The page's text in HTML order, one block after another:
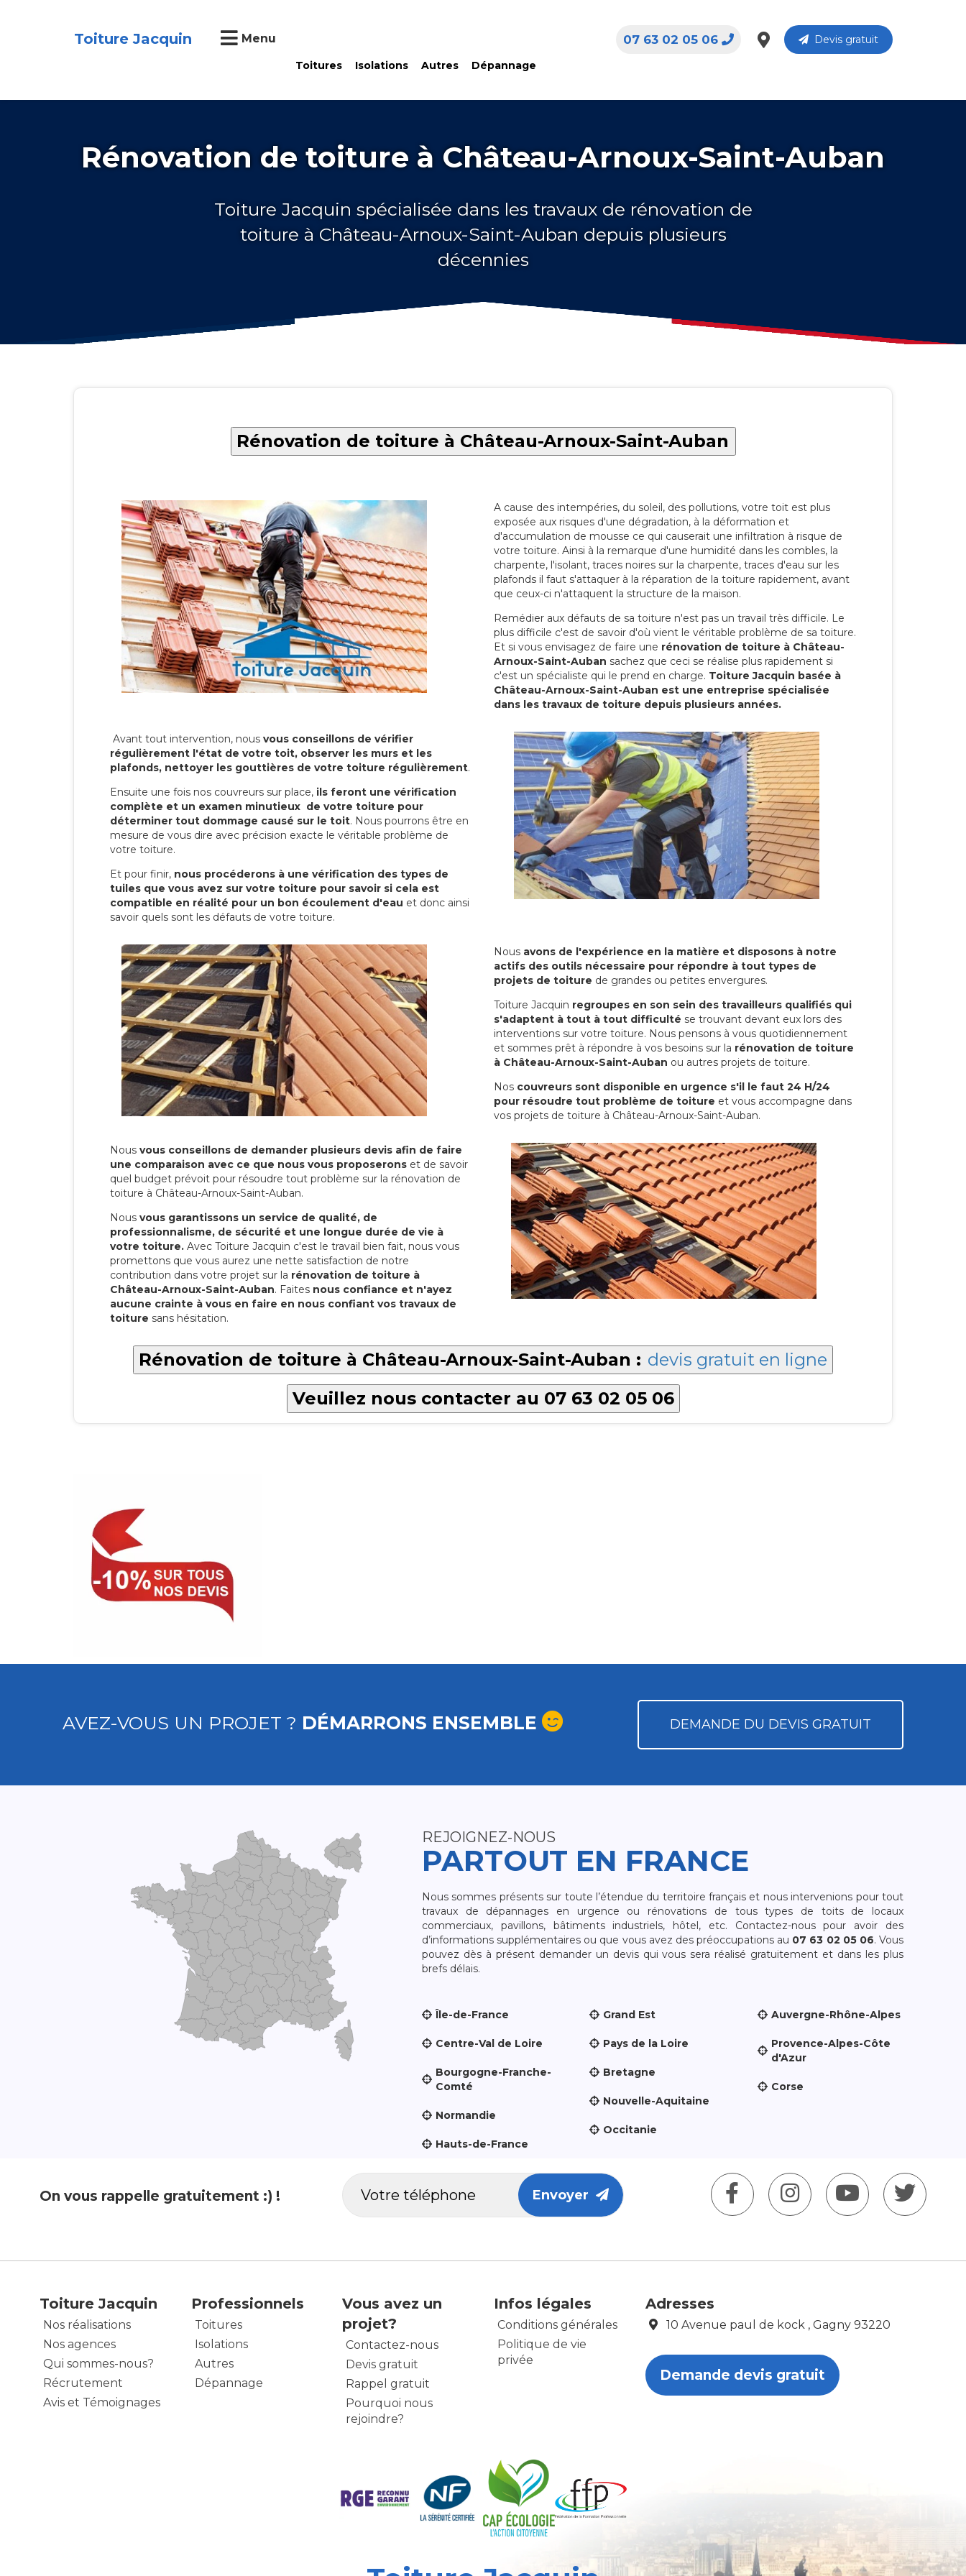
Toiture Jacquin Menu
Toitures Isolations Autres Dépannage
Devis gratuit
07 63 02 05 06
Rénovation de toiture à Château-Arnoux-Saint-Auban
Toiture Jacquin spécialisée dans les travaux de rénovation de
toiture à Château-Arnoux-Saint-Auban depuis plusieurs
décennies
Rénovation de toiture à Château-Arnoux-Saint-Auban
A cause des intempéries, du soleil, des pollutions, votre toit est plus
exposée aux risques d'une dégradation, à la déformation et
d'accumulation de mousse ce qui causerait une infiltration à risque de
votre toiture. Ainsi à la remarque d'une humidité dans les combles, la
charpente, l'isolant, traces noires sur la charpente, traces d'eau sur les
plafonds il faut s'attaquer à la réparation de la toiture rapidement, avant
que ceux-ci n'attaquent la structure de la maison.
Remédier aux défauts de sa toiture n'est pas un travail très difficile. Le
plus difficile c'est de savoir d'où vient le véritable problème de sa toiture.
Et si vous envisagez de faire une rénovation de toiture à Château-
Arnoux-Saint-Auban sachez que ceci se réalise plus rapidement si
c'est un spécialiste qui le prend en charge. Toiture Jacquin basée à
Château-Arnoux-Saint-Auban est une entreprise spécialisée
dans les travaux de toiture depuis plusieurs années.
Avant tout intervention, nous vous conseillons de vérifier
régulièrement l'état de votre toit, observer les murs et les
plafonds, nettoyer les gouttières de votre toiture régulièrement.
Ensuite une fois nos couvreurs sur place, ils feront une vérification
complète et un examen minutieux de votre toiture pour
déterminer tout dommage causé sur le toit. Nous pourrons être en
mesure de vous dire avec précision exacte le véritable problème de
votre toiture.
Et pour finir, nous procéderons à une vérification des types de
tuiles que vous avez sur votre toiture pour savoir si cela est
compatible en réalité pour un bon écoulement d'eau et donc ainsi
savoir quels sont les défauts de votre toiture.
Nous avons de l'expérience en la matière et disposons à notre
actifs des outils nécessaire pour répondre à tout types de
projets de toiture de grandes ou petites envergures.
Toiture Jacquin regroupes en son sein des travailleurs qualifiés qui
s'adaptent à tout à tout difficulté se trouvant devant eux lors des
interventions sur votre toiture. Nous pensons à vous quotidiennement
et sommes prêt à répondre à vos besoins sur la rénovation de toiture
à Château-Arnoux-Saint-Auban ou autres projets de toiture.
Nos couvreurs sont disponible en urgence s'il le faut 24 H/24
pour résoudre tout problème de toiture et vous accompagne dans
vos projets de toiture à Château-Arnoux-Saint-Auban.
Nous vous conseillons de demander plusieurs devis afin de faire
une comparaison avec ce que nous vous proposerons et de savoir
quel budget prévoit pour résoudre tout problème sur la rénovation de
toiture à Château-Arnoux-Saint-Auban.
Nous vous garantissons un service de qualité, de
professionnalisme, de sécurité et une longue durée de vie à
votre toiture. Avec Toiture Jacquin c'est le travail bien fait, nous vous
promettons que vous aurez une nette satisfaction de notre
contribution dans votre projet sur la rénovation de toiture à
Château-Arnoux-Saint-Auban. Faites nous confiance et n'ayez
aucune crainte à vous en faire en nous confiant vos travaux de
toiture sans hésitation.
Rénovation de toiture à Château-Arnoux-Saint-Auban : devis gratuit en ligne
Veuillez nous contacter au 07 63 02 05 06
AVEZ-VOUS UN PROJET ? DÉMARRONS ENSEMBLE DEMANDE DU DEVIS GRATUIT
REJOIGNEZ-NOUS
PARTOUT EN FRANCE
Nous sommes présents sur toute l’étendue du territoire français et nous intervenions pour tout
travaux de dépannages en urgence ou rénovations de tous types de toits de locaux
commerciaux, pavillons, bâtiments industriels, hôtel, etc. Contactez-nous pour avoir des
d’informations supplémentaires ou que vous avez des préoccupations au 07 63 02 05 06. Vous
pouvez dès à présent demander un devis qui vous sera réalisé gratuitement et dans les plus
brefs délais.
Île-de-France
Centre-Val de Loire
Bourgogne-Franche-
Comté
Normandie
Hauts-de-France
Grand Est
Pays de la Loire
Bretagne
Nouvelle-Aquitaine
Occitanie
Auvergne-Rhône-Alpes
Provence-Alpes-Côte
d'Azur
Corse
On vous rappelle gratuitement :) ! Envoyer
Toiture Jacquin
Nos réalisations
Nos agences
Qui sommes-nous?
Récrutement
Avis et Témoignages
Professionnels
Toitures
Isolations
Autres
Dépannage
Vous avez un
projet?
Contactez-nous
Devis gratuit
Rappel gratuit
Pourquoi nous
rejoindre?
Infos légales
Conditions générales
Politique de vie
privée
Adresses
10 Avenue paul de kock , Gagny 93220
Demande devis gratuit